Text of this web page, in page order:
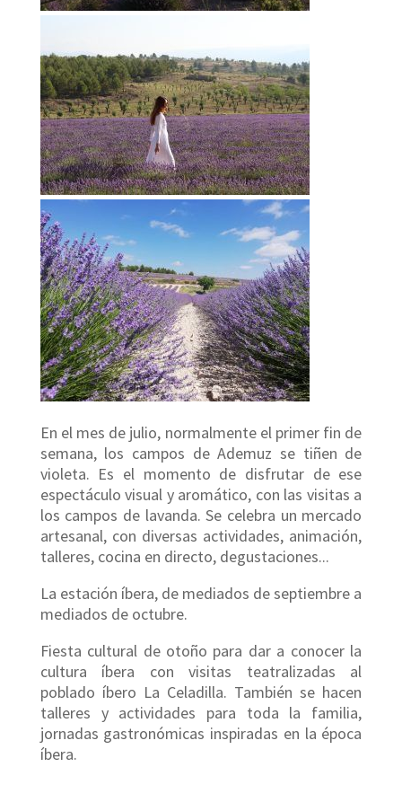
En el mes de julio, normalmente el primer fin de
semana, los campos de Ademuz se tiñen de
violeta. Es el momento de disfrutar de ese
espectáculo visual y aromático, con las visitas a
los campos de lavanda. Se celebra un mercado
artesanal, con diversas actividades, animación,
talleres, cocina en directo, degustaciones...
La estación íbera, de mediados de septiembre a
mediados de octubre.
Fiesta cultural de otoño para dar a conocer la
cultura íbera con visitas teatralizadas al
poblado íbero La Celadilla. También se hacen
talleres y actividades para toda la familia,
jornadas gastronómicas inspiradas en la época
íbera.